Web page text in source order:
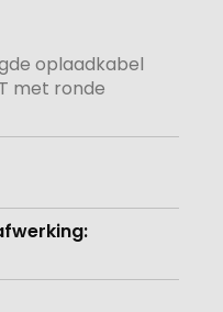
oplaadkabel
met ronde